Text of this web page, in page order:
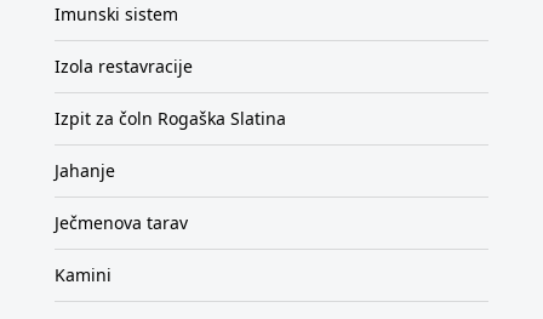
Imunski sistem
Izola restavracije
Izpit za čoln Rogaška Slatina
Jahanje
Ječmenova tarav
Kamini